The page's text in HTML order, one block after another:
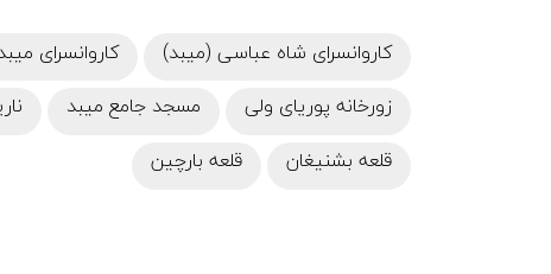
کاروانسرای شاه عباسی (میبد) کاروانسرای
زورخانه پوریای ولی
مسجد جامع میبد
قلعه بشنیغان
قلعه بارچین